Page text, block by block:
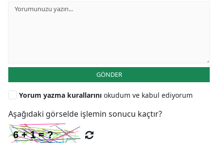
GÖNDER
Yorum yazma kurallarını okudum ve kabul ediyorum
Aşağıdaki görselde işlemin sonucu kaçtır?